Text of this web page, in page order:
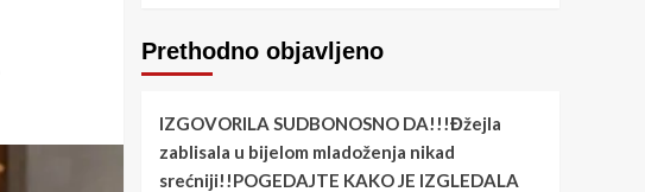
Prethodno objavljeno
IZGOVORILA SUDBONOSNO DA!!!Đžejla
zablisala u bijelom mladoženja nikad
srećniji!!POGEDAJTE KAKO JE IZGLEDALA